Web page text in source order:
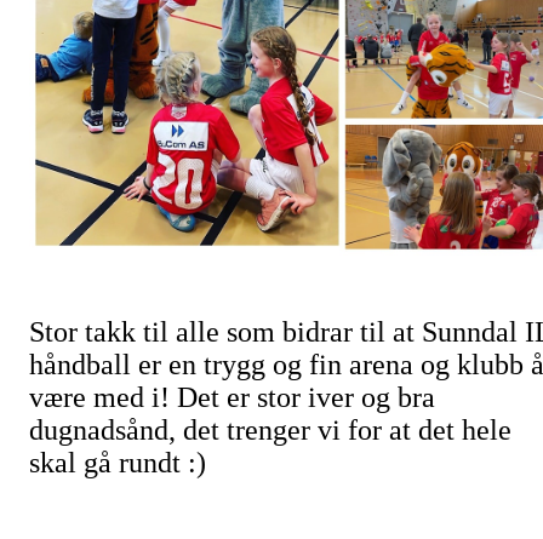
Stor takk til alle som bidrar til at Sunndal
håndball er en trygg og fin arena og klubb å
være med i! Det er stor iver og bra
dugnadsånd, det trenger vi for at det hele
skal gå rundt :)